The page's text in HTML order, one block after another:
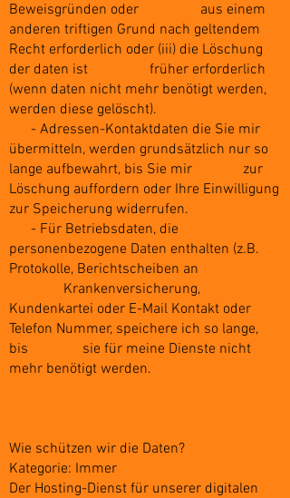
Beweisgründen oder aus einem
anderen triftigen Grund nach geltendem
Recht erforderlich oder (iii) die Löschung
der daten ist früher erforderlich
(wenn daten nicht mehr benötigt werden,
werden diese gelöscht).
- Adressen-Kontaktdaten die Sie mir
übermitteln, werden grundsätzlich nur so
lange aufbewahrt, bis Sie mir zur
Löschung auffordern oder Ihre Einwilligung
zur Speicherung widerrufen.
- Für Betriebsdaten, die
personenbezogene Daten enthalten (z.B.
Protokolle, Berichtscheiben an
Krankenversicherung,
Kundenkartei oder E-Mail Kontakt oder
Telefon Nummer, speichere ich so lange,
bis sie für meine Dienste nicht
mehr benötigt werden.
Wie schützen wir die Daten?
Kategorie: Immer
Der Hosting-Dienst für unserer digitalen